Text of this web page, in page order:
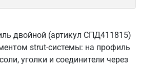
двойной (артикул СПД411815)
strut-системы: на профиль
уголки и соединители через